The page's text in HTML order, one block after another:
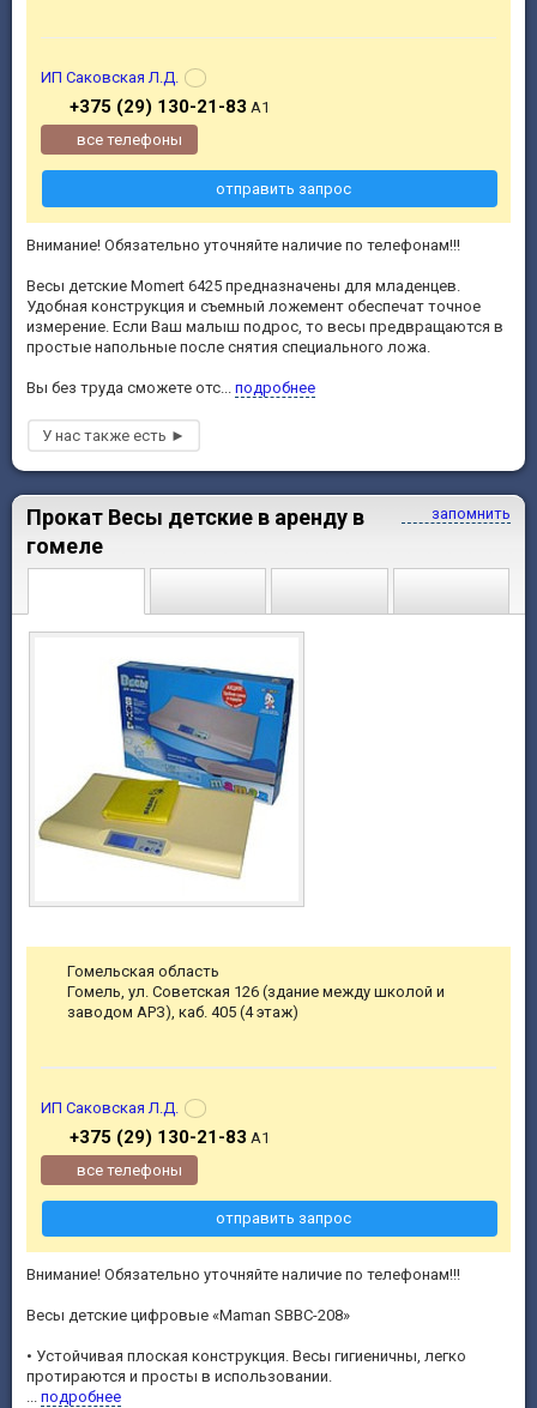
Внимание! Обязательно уточняйте наличие по телефонам!!!
Весы детские Momert 6425 предназначены для младенцев.
Удобная конструкция и съемный ложемент обеспечат точное
измерение. Если Ваш малыш подрос, то весы предвращаются в
простые напольные после снятия специального ложа.
Вы без труда сможете отс... подробнее
ИП Саковская Л.Д.
+375 (29) 130-21-83 А1
все телефоны
отправить запрос
запомнить
Прокат Весы детские в аренду в
гомеле
Внимание! Обязательно уточняйте наличие по телефонам!!!
Весы детские цифровые «Maman SBBC-208»
• Устойчивая плоская конструкция. Весы гигиеничны, легко
протираются и просты в использовании.
... подробнее
Гомельская область
Гомель, ул. Советская 126 (здание между школой и
заводом АРЗ), каб. 405 (4 этаж)
ИП Саковская Л.Д.
+375 (29) 130-21-83 А1
все телефоны
отправить запрос